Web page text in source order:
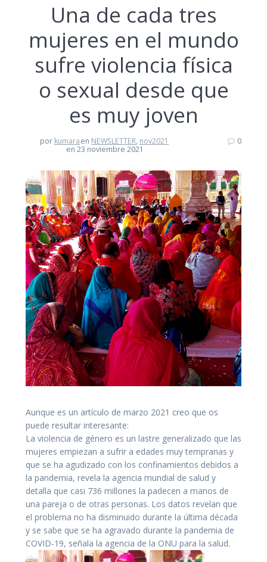
Una de cada tres
mujeres en el mundo
sufre violencia física
o sexual desde que
es muy joven
por kumaraen NEWSLETTER, nov2021
en 23 noviembre 2021
0
Aunque es un artículo de marzo 2021 creo que os
puede resultar interesante:
La violencia de género es un lastre generalizado que las
mujeres empiezan a sufrir a edades muy tempranas y
que se ha agudizado con los confinamientos debidos a
la pandemia, revela la agencia mundial de salud y
detalla que casi 736 millones la padecen a manos de
una pareja o de otras personas. Los datos revelan que
el problema no ha disminuido durante la última década
y se sabe que se ha agravado durante la pandemia de
COVID-19, señala la agencia de la ONU para la salud.